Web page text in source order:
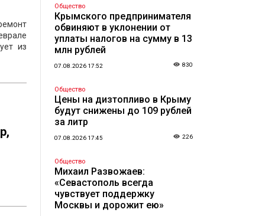
из
Общество
Крымского предпринимателя
обвиняют в уклонении от
уплаты налогов на сумму в 13
млн рублей
07.08.2026 17:52 830
Общество
Цены на дизтопливо в Крыму
будут снижены до 109 рублей
за литр
07.08.2026 17:45 226
Общество
Михаил Развожаев:
«Севастополь всегда
чувствует поддержку
Москвы и дорожит ею»